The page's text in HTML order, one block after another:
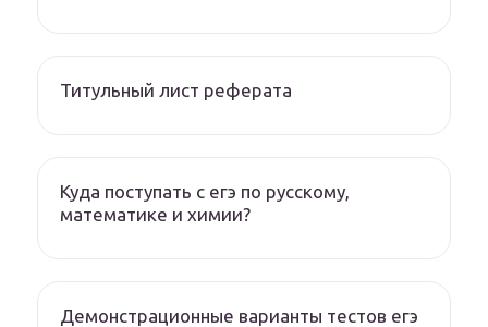
Титульный лист реферата
Куда поступать с егэ по русскому,
математике и химии?
Демонстрационные варианты тестов егэ